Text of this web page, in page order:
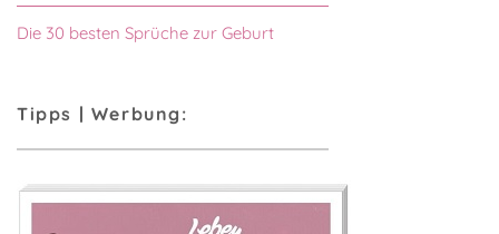
Die 30 besten Sprüche zur Geburt
Tipps | Werbung: